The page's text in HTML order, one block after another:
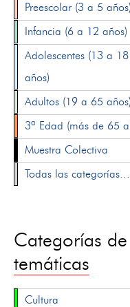
Preescolar (3 a 5 años)
Infancia (6 a 12 años)
Adolescentes (13 a 18
años)
Adultos (19 a 65 años)
3ª Edad (más de 65
Muestra Colectiva
Todas las categorías...
Categorías
temáticas
Cultura